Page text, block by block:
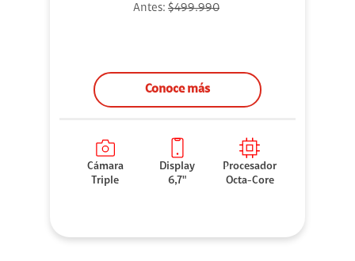
Antes: $499.990
Conoce más
Cámara
Triple
Display
6,7"
Procesador
Octa-Core